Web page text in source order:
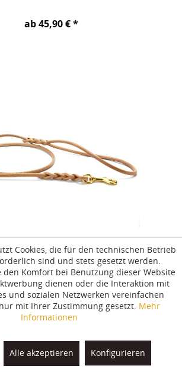
ab 45,90 € *
Rundleder Führleine
29,90 € *
Cookies, die für den technischen Betrieb
sind und stets gesetzt werden.
den Komfort bei Benutzung dieser Website
dienen oder die Interaktion mit
und sozialen Netzwerken vereinfachen
mit Ihrer Zustimmung gesetzt. Mehr
Informationen
Alle akzeptieren Konfigurieren